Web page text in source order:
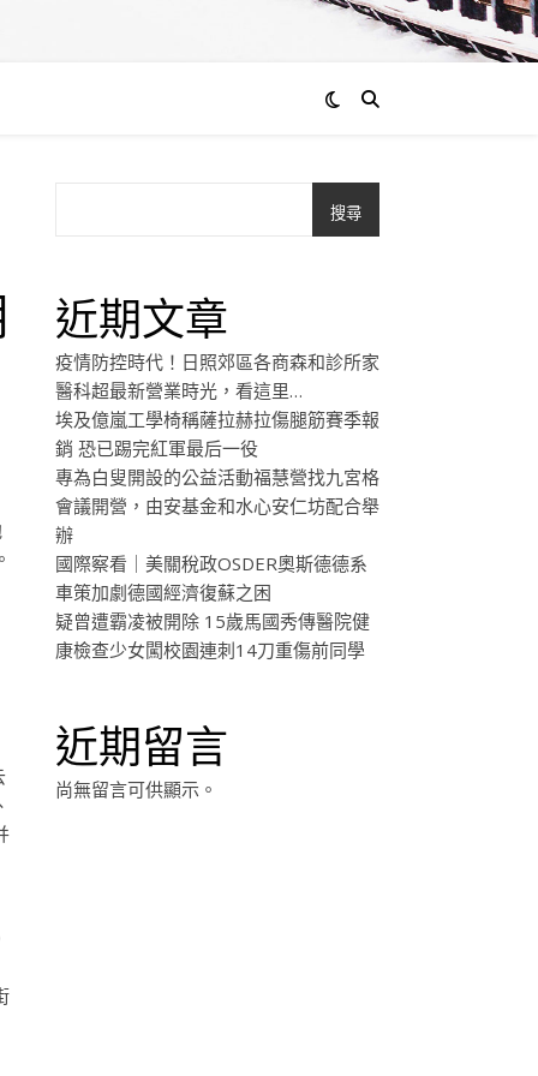
搜尋
近期文章
疫情防控時代！日照郊區各商森和診所家
醫科超最新營業時光，看這里…
埃及億嵐工學椅稱薩拉赫拉傷腿筋賽季報
銷 恐已踢完紅軍最后一役
專為白叟開設的公益活動福慧營找九宮格
會議開營，由安基金和水心安仁坊配合舉
辦
國際察看｜美關稅政OSDER奧斯德德系
車策加劇德國經濟復蘇之困
疑曾遭霸凌被開除 15歲馬國秀傳醫院健
康檢查少女闖校園連刺14刀重傷前同學
近期留言
尚無留言可供顯示。